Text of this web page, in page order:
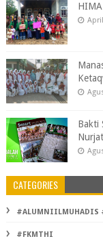
Bakti
CATEGORIES
#ALUMNIILMUHADIS
#FKMTHI